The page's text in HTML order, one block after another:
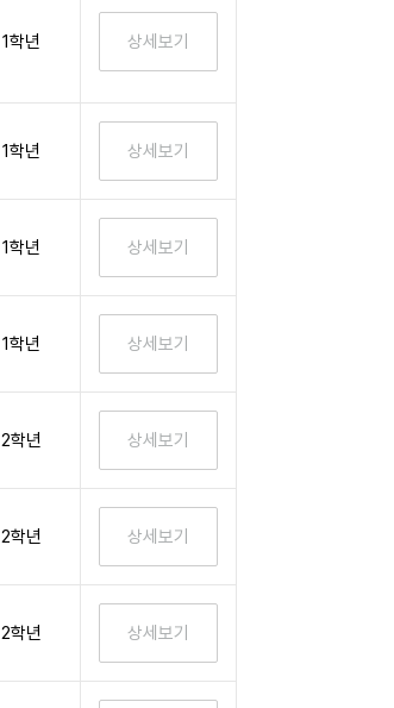
1학년
1학년
1학년
1학년
2학년
2학년
2학년